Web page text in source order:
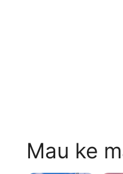
Mau ke